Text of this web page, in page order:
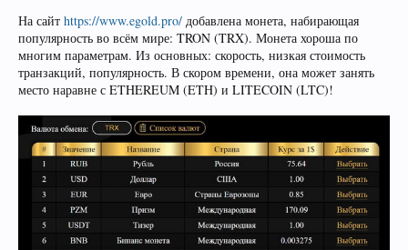
На сайт https://www.egold.pro/ добавлена монета, набирающая
популярность во всём мире: TRON (TRX). Монета хороша по
многим параметрам. Из основных: скорость, низкая стоимость
транзакций, популярность. В скором времени, она может занять
место наравне с ETHEREUM (ETH) и LITECOIN (LTC)!